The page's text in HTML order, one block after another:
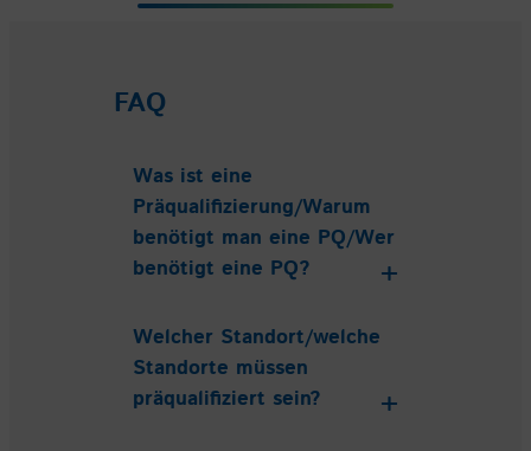
FAQ
Was ist eine
Präqualifizierung/Warum
benötigt man eine PQ/Wer
benötigt eine PQ?
Welcher Standort/welche
Standorte müssen
präqualifiziert sein?